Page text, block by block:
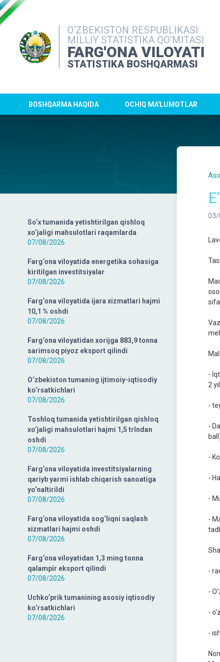
O‘ZBEKISTON RESPUBLIKASI
MILLIY STATISTIKA QO‘MITASI
FARG'ONA VILOYATI
STATISTIKA BOSHQARMASI
BOSHQARMA HAQIDA OCHIQ MA'LUMOTLAR
So‘x tumanida yetishtirilgan qishloq
xo‘jaligi mahsulotlari raqamlarda
07/08/2026
Farg‘ona viloyatida energetika sohasiga
kiritilgan investitsiyalar
07/08/2026
Farg‘ona viloyatida ijara xizmatlari hajmi
10,1 % oshdi
07/08/2026
Farg‘ona viloyatidan xorijga 883,9 tonna
sarimsoq piyoz eksport qilindi
07/08/2026
O‘zbekiston tumaning ijtimoiy-iqtisodiy
ko‘rsatkichlari
07/08/2026
Toshloq tumanida yetishtirilgan qishloq
xo‘jaligi mahsulotlari hajmi 1,5 trlndan
oshdi
07/08/2026
Farg‘ona viloyatida investitsiyalarning
qariyb yarmi ishlab chiqarish sanoatiga
yo‘naltirildi
07/08/2026
Farg‘ona viloyatida sog‘liqni saqlash
xizmatlari hajmi oshdi
07/08/2026
Farg‘ona viloyatidan 1,3 ming tonna
qalampir eksport qilindi
07/08/2026
Uchko‘prik tumanining asosiy iqtisodiy
ko‘rsatkichlari
07/08/2026
03/
-
2
-
-
-
-
-
-
-
-
-
-